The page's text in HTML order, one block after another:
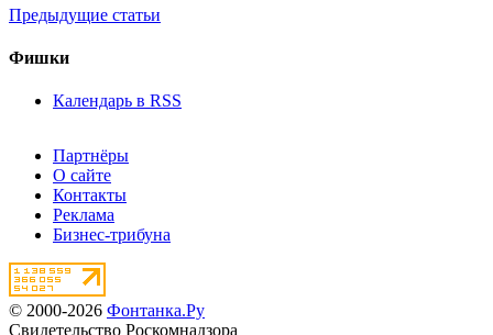
Предыдущие статьи
Фишки
Календарь в RSS
Партнёры
О сайте
Контакты
Реклама
Бизнес-трибуна
© 2000-2026 Фонтанка.Ру
Свидетельство Роскомнадзора